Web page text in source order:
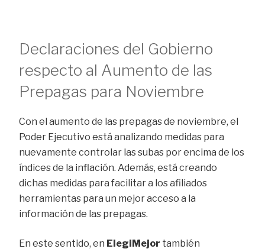
Declaraciones del Gobierno
respecto al Aumento de las
Prepagas para Noviembre
Con el aumento de las prepagas de noviembre, el
Poder Ejecutivo está analizando medidas para
nuevamente controlar las subas por encima de los
índices de la inflación. Además, está creando
dichas medidas para facilitar a los afiliados
herramientas para un mejor acceso a la
información de las prepagas.
En este sentido, en ElegiMejor también